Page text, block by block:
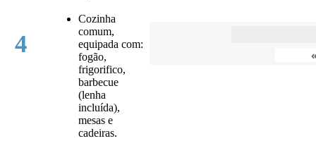
4
Cozinha
comum,
equipada com:
fogão,
frigorifico,
barbecue
(lenha
incluída),
mesas e
cadeiras.